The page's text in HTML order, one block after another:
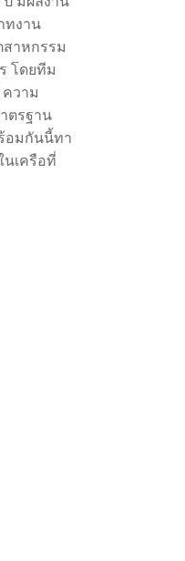
ทงาน
สาหกรรม
โดยทีม
วาม
ตรฐาน
อมกันนี้ทา
นเครือที่